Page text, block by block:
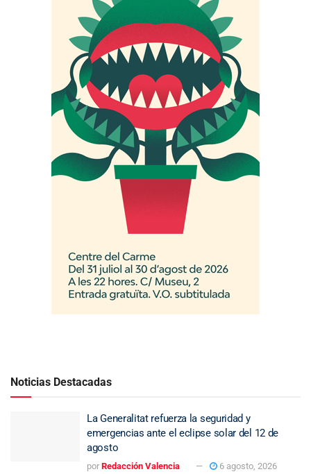
Noticias Destacadas
La Generalitat refuerza la seguridad y
emergencias ante el eclipse solar del 12 de
agosto
por Redacción Valencia 6 agosto, 2026